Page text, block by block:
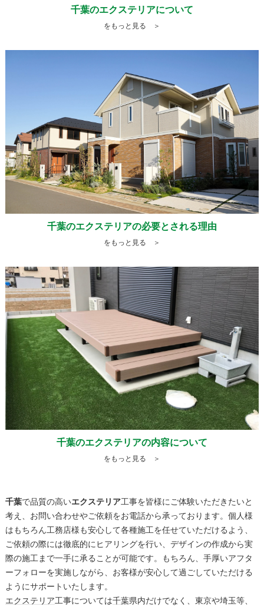
千葉のエクステリアについて
をもっと見る ＞
千葉のエクステリアの必要とされる理由
をもっと見る ＞
千葉のエクステリアの内容について
をもっと見る ＞
千葉で品質の高いエクステリア工事を皆様にご体験いただきたいと
考え、お問い合わせやご依頼をお電話から承っております。個人様
はもちろん工務店様も安心して各種施工を任せていただけるよう、
ご依頼の際には徹底的にヒアリングを行い、デザインの作成から実
際の施工まで一手に承ることが可能です。もちろん、手厚いアフタ
ーフォローを実施しながら、お客様が安心して過ごしていただける
ようにサポートいたします。
エクステリア工事については千葉県内だけでなく、東京や埼玉等、